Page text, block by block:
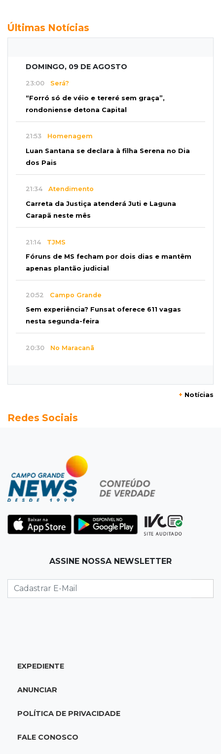
Últimas Notícias
DOMINGO, 09 DE AGOSTO
23:00 Será?
“Forró só de véio e tereré sem graça”,
rondoniense detona Capital
21:53 Homenagem
Luan Santana se declara à filha Serena no Dia
dos Pais
21:34 Atendimento
Carreta da Justiça atenderá Juti e Laguna
Carapã neste mês
21:14 TJMS
Fóruns de MS fecham por dois dias e mantêm
apenas plantão judicial
20:52 Campo Grande
Sem experiência? Funsat oferece 611 vagas
nesta segunda-feira
20:30 No Maracanã
Seleções em MS têm salários de até R$ 8,2 mil;
Jardim Itatiaia
Vigia é amarrado durante roubo de carro e
dois caminhões em pátio
Corinthians vence Bragantino por 2 a 0 e sobe
para 7º no Brasileirão
Na Vila Belmiro
lugar no Brasileirão
18:33Em 2022
adolescente atropelada no Amazonas
18:15 Nubank Parque
+ Notícias
Redes Sociais
ASSINE NOSSA NEWSLETTER
EXPEDIENTE
ANUNCIAR
POLÍTICA DE PRIVACIDADE
FALE CONOSCO